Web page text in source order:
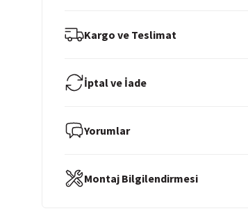
Kargo ve Teslimat
İptal ve İade
Yorumlar
Montaj Bilgilendirmesi